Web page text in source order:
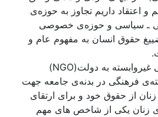
و اعتقاد داريم تجاوز به حوزەی
ـ سياسی و حوزەی خصوصی
حقوق انسان به مفهوم عام و
۱۵. حضورنهادهای مدنی غيروابسته به دولت(NGO)
فرهنگی در بدنەی جامعه جهت
از حقوق خود و برای ارتقای
زنان يکی از شاخص های مهم